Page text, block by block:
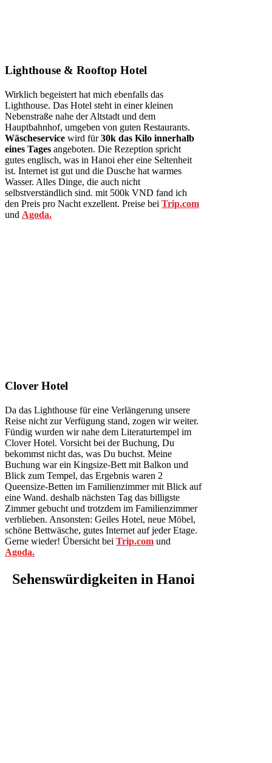
Lighthouse & Rooftop Hotel
Wirklich begeistert hat mich ebenfalls das
Lighthouse. Das Hotel steht in einer kleinen
Nebenstraße nahe der Altstadt und dem
Hauptbahnhof, umgeben von guten Restaurants.
Wäscheservice wird für30k das Kilo innerhalb
eines Tages angeboten. Die Rezeption spricht
gutes englisch, was in Hanoi eher eine Seltenheit
ist. Internet ist gut und die Dusche hat warmes
Wasser. Alles Dinge, die auch nicht
selbstverständlich sind. mit 500k VND fand ich
den Preis pro Nacht exzellent. Preise bei Trip.com
und Agoda.
Clover Hotel
Da das Lighthouse für eine Verlängerung unsere
Reise nicht zur Verfügung stand, zogen wir weiter.
Fündig wurden wir nahe dem Literaturtempel im
Clover Hotel. Vorsicht bei der Buchung, Du
bekommst nicht das, was Du buchst. Meine
Buchung war ein Kingsize-Bett mit Balkon und
Blick zum Tempel, das Ergebnis waren 2
Queensize-Betten im Familienzimmer mit Blick auf
eine Wand. deshalb nächsten Tag das billigste
Zimmer gebucht und trotzdem im Familienzimmer
verblieben. Ansonsten: Geiles Hotel, neue Möbel,
schöne Bettwäsche, gutes Internet auf jeder Etage.
Gerne wieder! Übersicht bei Trip.com und
Agoda.
Sehenswürdigkeiten in Hanoi